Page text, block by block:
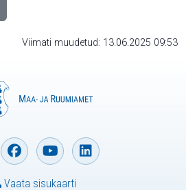
Viimati muudetud: 13.06.2025 09:53
Vaata sisukaarti